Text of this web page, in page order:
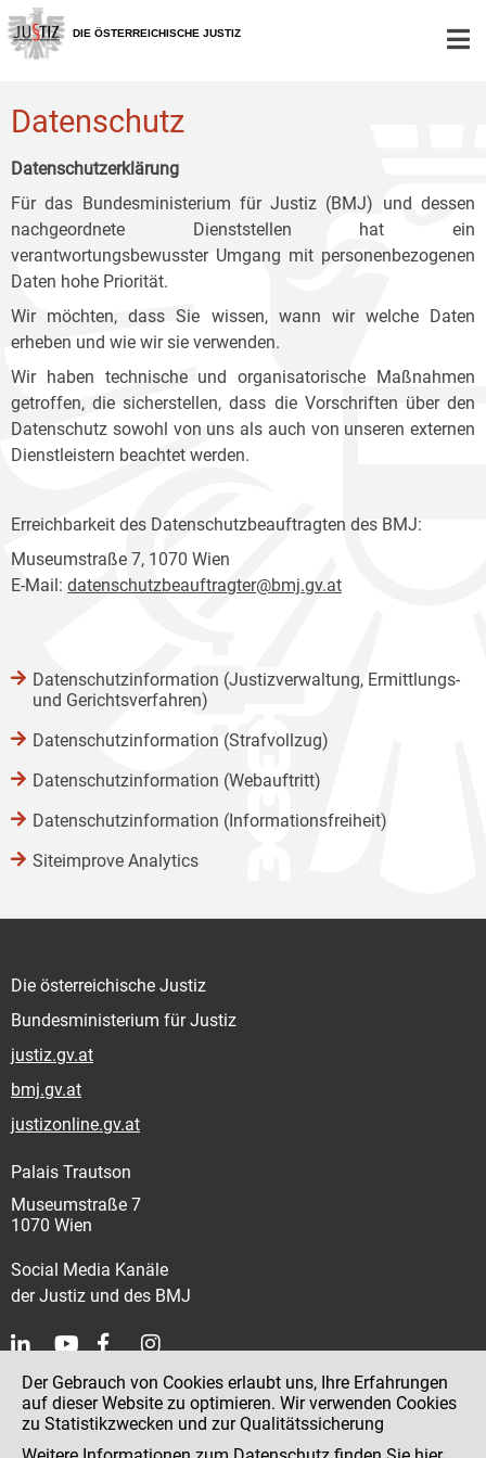
Zur
Hauptnavigation
[1]
Zum
Inhalt
[2]
Zum
Untermenü
[3]
DIE ÖSTERREICHISCHE JUSTIZ
Datenschutz
Datenschutzerklärung
Für das Bundesministerium für Justiz (BMJ) und dessen
nachgeordnete Dienststellen hat ein
verantwortungsbewusster Umgang mit personenbezogenen
Daten hohe Priorität.
Wir möchten, dass Sie wissen, wann wir welche Daten
erheben und wie wir sie verwenden.
Wir haben technische und organisatorische Maßnahmen
getroffen, die sicherstellen, dass die Vorschriften über den
Datenschutz sowohl von uns als auch von unseren externen
Dienstleistern beachtet werden.
Erreichbarkeit des Datenschutzbeauftragten des BMJ:
Museumstraße 7, 1070 Wien
E-Mail: datenschutzbeauftragter@bmj.gv.at
Datenschutzinformation (Justizverwaltung, Ermittlungs-
und Gerichtsverfahren)
Datenschutzinformation (Strafvollzug)
Datenschutzinformation (Webauftritt)
Datenschutzinformation (Informationsfreiheit)
Siteimprove Analytics
Die österreichische Justiz
Bundesministerium für Justiz
justiz.gv.at
bmj.gv.at
justizonline.gv.at
Palais Trautson
Museumstraße 7
1070 Wien
Social Media Kanäle
der Justiz und des BMJ
Kontakt
Impressum
Der Gebrauch von Cookies erlaubt uns, Ihre Erfahrungen
auf dieser Website zu optimieren. Wir verwenden Cookies
zu Statistikzwecken und zur Qualitätssicherung